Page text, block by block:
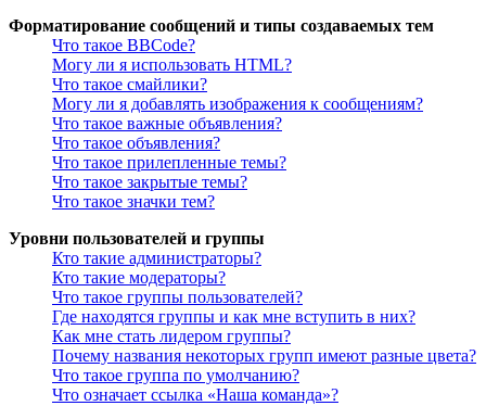
Форматирование сообщений и типы создаваемых тем
Что такое BBCode?
Могу ли я использовать HTML?
Что такое смайлики?
Могу ли я добавлять изображения к сообщениям?
Что такое важные объявления?
Что такое объявления?
Что такое прилепленные темы?
Что такое закрытые темы?
Что такое значки тем?
Уровни пользователей и группы
Кто такие администраторы?
Кто такие модераторы?
Что такое группы пользователей?
Где находятся группы и как мне вступить в них?
Как мне стать лидером группы?
Почему названия некоторых групп имеют разные цвета?
Что такое группа по умолчанию?
Что означает ссылка «Наша команда»?